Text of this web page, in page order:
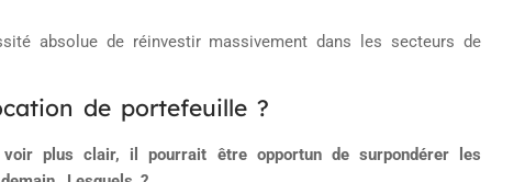
absolue de réinvestir massivement dans les secteurs de
de portefeuille ?
voir plus clair, il pourrait être opportun de surpondérer les